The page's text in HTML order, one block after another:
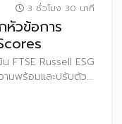
3 ชั่วโมง 30 นาที
หัวข้อการ
FTSE Russell ESG
ามพร้อมและปรับตัว
ป